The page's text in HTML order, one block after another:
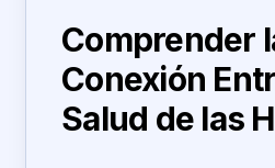
Comprender
Conexión
Salud de las